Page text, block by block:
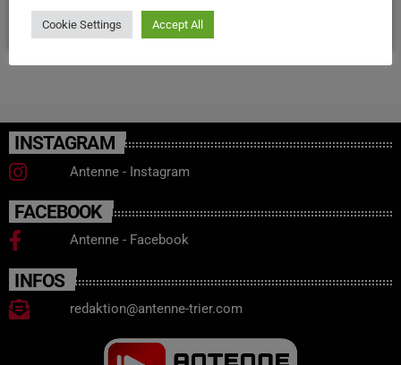
today 14. MAI 2025 31
INSTAGRAM
Antenne - Instagram
FACEBOOK
Antenne - Facebook
INFOS
redaktion@antenne-trier.com
Cookie Settings Accept All